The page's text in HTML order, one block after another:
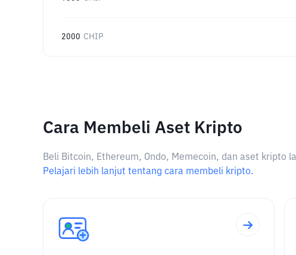
2000 CHIP
Cara Membeli Aset Kripto
Beli Bitcoin, Ethereum, Ondo, Memecoin, dan aset kripto
Pelajari lebih lanjut tentang cara membeli kripto.